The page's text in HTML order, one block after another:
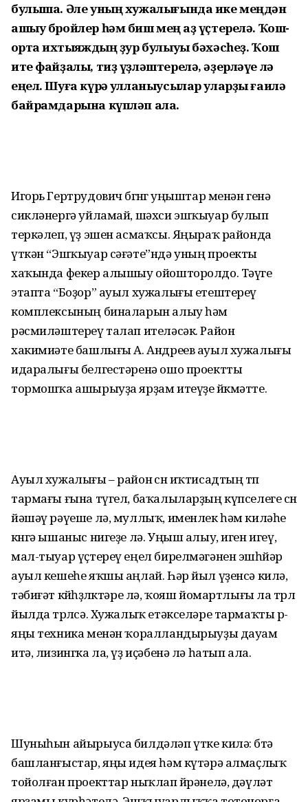
булыша. Әле уның хужалығында ике меңдән
ашыу бройлер һәм биш мең ҡаҙ үҫтерелә. Ҡош-
ҡортҡа ихтыяждың ҙур булыуы бәхәсһеҙ. Ҡош
ите файҙалы, тиҙ үҙләштерелә, әҙерләүе лә
еңел. Шуға күрә ҡулланыусылар уларҙы ғаилә
байрамдарына күпләп ала.
Игорь Гертрудович бөгөнгө уңыштар менән генә
сикләнергә уйламай, шәхси эшҡыуар булып
теркәлеп, үҙ эшен асмаҡсы. Яңыраҡ районда
үткән “Эшҡыуар сәғәте”ндә уның проекты
хаҡында фекер алышыу ойошторолдо. Тәүге
этапта “Боҙор” ауыл хужалығы етештереү
комплексының биналарын алыу һәм
рәсмиләштереү талап ителәсәк. Район
хакимиәте башлығы А. Андреев ауыл хужалығы
идаралығы белгестәренә ошо проектты
тормошҡа ашырыуҙа ярҙам итеүҙе йөкмәтте.
Ауыл хужалығы – район өсөн иҡтисадтың төп
тармағы ғына түгел, баҡалыларҙың күпселеге өсөн
йәшәү рәүеше лә, муллыҡ, именлек һәм киләһе
көнгә ышаныс нигеҙе лә. Уңыш алыу, иген игеү,
мал-тыуар үҫтереү еңел бирелмәгәнен эшһөйәр
ауыл кешеһе яҡшы аңлай. Һәр йыл үҙенсә килә,
тәбиғәт көйһөҙлөктәре лә, ҡояш йомартлығы ла төрлө
йылда төрлөсә. Хужалыҡ етәкселәре тармаҡты өр-
яңы техника менән ҡоралландырыуҙы дауам
итә, лизингка ла, үҙ иҫәбенә лә һатып ала.
Шуныһын айырыуса билдәләп үтке килә: бөтә
башланғыстар, яңы идея һәм күтәрә алмаҫлыҡ
тойолған проекттар ныҡлап өйрәнелә, дәүләт